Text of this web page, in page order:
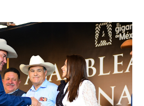
Municipio capital. Leo Montañez
programa se usarán cerca de 90 mil
pintura, para dar inicio en la calle
Elizondo y la calle 22 de Octubre, con
en 66 casas. Posteriormente se
a Villas de Nuestra Señora de la